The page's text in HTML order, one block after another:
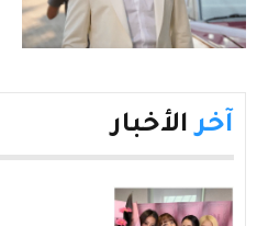
آخر الأخبار